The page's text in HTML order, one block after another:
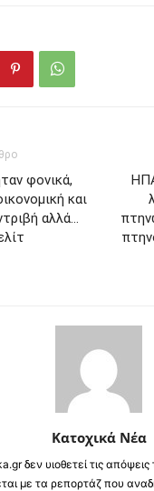
φονικά,
και
αλλά…
Κατοχικά Νέα
δεν υιοθετεί τις
με τα ρεπορτάζ που